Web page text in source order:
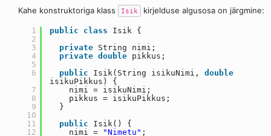
Kahe konstruktoriga klass Isik kirjelduse algusosa on järgmine:
1
2
3
4
5
6
7
8
9
10
11
12
public class
Isik {
private String nimi;
private double pikkus;
public
Isik(String isikuNimi, double
isikuPikkus) {
nimi = isikuNimi;
pikkus = isikuPikkus;
}
public
Isik() {
nimi =
"Nimetu" ;